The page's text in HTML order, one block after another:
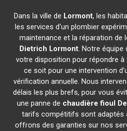
Dans la ville de Lormont, les
les services d'un plombier
maintenance et la réparation de
Dietrich Lormont. Notre
votre disposition pour répondre
ce soit pour une intervention
vérification annuelle. Nous
délais les plus brefs, pour vous
une panne de chaudière fioul
tarifs compétitifs sont adaptés
offrons des garanties sur nos